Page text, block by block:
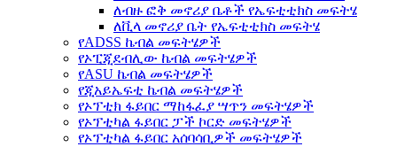
ለብዙ ፎቅ መኖሪያ ቤቶች የኤፍቲቲክስ መፍትሄ
ለቪላ መኖሪያ ቤት የኤፍቲቲክስ መፍትሄ
የADSS ኬብል መፍትሄዎች
የኦፒጂደብሊው ኬብል መፍትሄዎች
የASU ኬብል መፍትሄዎች
የጂአይኤፍቲ ኬብል መፍትሄዎች
የኦፕቲክ ፋይበር ማከፋፈያ ሣጥን መፍትሄዎች
የኦፕቲካል ፋይበር ፓች ኮርድ መፍትሄዎች
የኦፕቲካል ፋይበር አሰባሳቢዎች መፍትሄዎች